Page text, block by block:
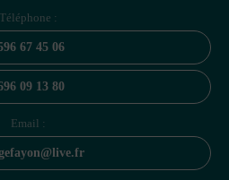
Téléphone :
67 45 06
09 13 80
Email :